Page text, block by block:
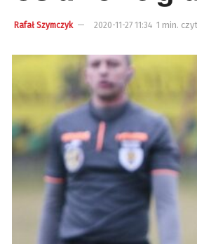
Rafał Szymczyk 2020-11-27 11:34 1 min.